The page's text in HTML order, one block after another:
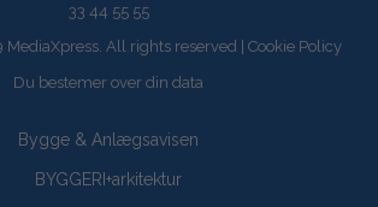
33 44 55 55
All rights reserved | Cookie Policy
Du bestemer over din data
Bygge & Anlægsavisen
BYGGERI+arkitektur